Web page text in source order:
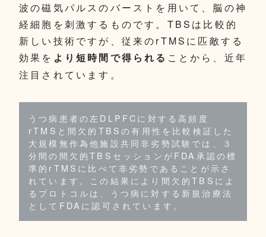
波の磁気パルスのバーストを用いて、脳の神
経細胞を刺激するものです。TBSは比較的
新しい技術ですが、従来のrTMSに匹敵する
効果を より短時間で得られる ことから、近年
注目されています。
うつ病患者の左DLPFCに対する高頻度
rTMSと間欠的TBSの有用性を比較検証した
大規模無作為他施設共同非劣勢試験では、３
分間の間欠的TBSセッションがFDA承認の標
準的rTMSに比べて非劣勢であることが示さ
れています。この結果により間欠的TBSによ
るプロトコルは、うつ病に対する新規治療法
としてFDAに認可されています。